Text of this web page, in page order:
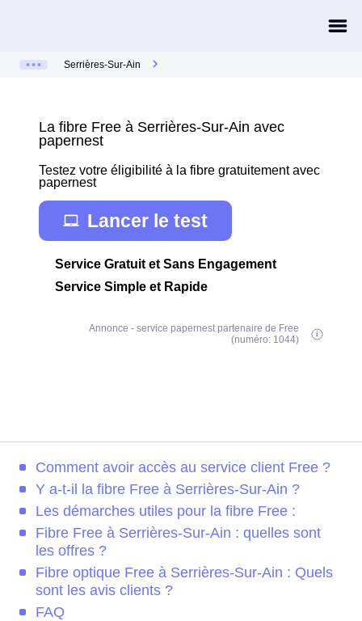
Serrières-Sur-Ain
La fibre Free à Serrières-Sur-Ain avec
papernest
Testez votre éligibilité à la fibre gratuitement avec
papernest
Lancer le test
Service Gratuit et Sans Engagement
Service Simple et Rapide
Annonce - service papernest partenaire de Free
(numéro: 1044)
Comment avoir accès au service client Free ?
Y a-t-il la fibre Free à Serrières-Sur-Ain ?
Les démarches utiles pour la fibre Free :
Fibre Free à Serrières-Sur-Ain : quelles sont
les offres ?
Fibre optique Free à Serrières-Sur-Ain : Quels
sont les avis clients ?
FAQ